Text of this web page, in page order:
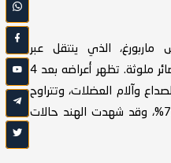
الذي ينتقل عبر
الخفافيش أو الخنازير، أو شرب عصائر ملوثة. تظهر أعراضه بعد 4
وآلام العضلات، وتتراوح
نسبة الوفيات فيه بين 40% و75%، وقد شهدت الهند حالات